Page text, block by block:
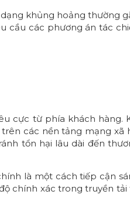
khủng hoảng thường
cầu các phương án tác
cực từ phía khách hàng.
các nền tảng mạng xã
tổn hại lâu dài đến
là một cách tiếp cận
chính xác trong truyền tải